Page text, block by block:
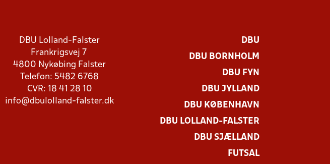
DBU Lolland-Falster
Frankrigsvej 7
4800 Nykøbing Falster
Telefon: 5482 6768
CVR: 18 41 28 10
info@dbulolland-falster.dk
DBU
DBU BORNHOLM
DBU FYN
DBU JYLLAND
DBU KØBENHAVN
DBU LOLLAND-FALSTER
DBU SJÆLLAND
FUTSAL